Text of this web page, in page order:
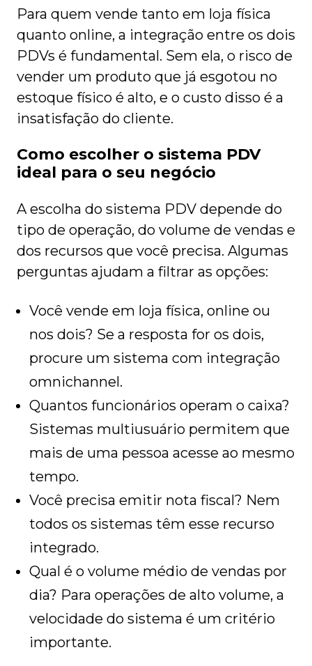
Para quem vende tanto em loja física
quanto online, a integração entre os dois
PDVs é fundamental. Sem ela, o risco de
vender um produto que já esgotou no
estoque físico é alto, e o custo disso é a
insatisfação do cliente.
Como escolher o sistema PDV
ideal para o seu negócio
A escolha do sistema PDV depende do
tipo de operação, do volume de vendas e
dos recursos que você precisa. Algumas
perguntas ajudam a filtrar as opções:
Você vende em loja física, online ou
nos dois? Se a resposta for os dois,
procure um sistema com integração
omnichannel.
Quantos funcionários operam o caixa?
Sistemas multiusuário permitem que
mais de uma pessoa acesse ao mesmo
tempo.
Você precisa emitir nota fiscal? Nem
todos os sistemas têm esse recurso
integrado.
Qual é o volume médio de vendas por
dia? Para operações de alto volume, a
velocidade do sistema é um critério
importante.